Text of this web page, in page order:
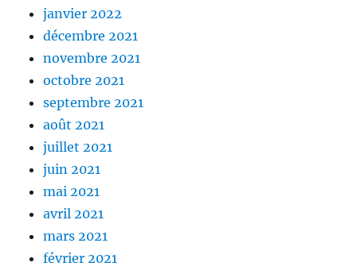
janvier 2022
décembre 2021
novembre 2021
octobre 2021
septembre 2021
août 2021
juillet 2021
juin 2021
mai 2021
avril 2021
mars 2021
février 2021